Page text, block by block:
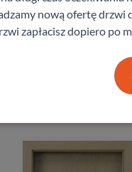
z pomocy
Produkty z
nową ofertę drzwi
zapłacisz dopiero po